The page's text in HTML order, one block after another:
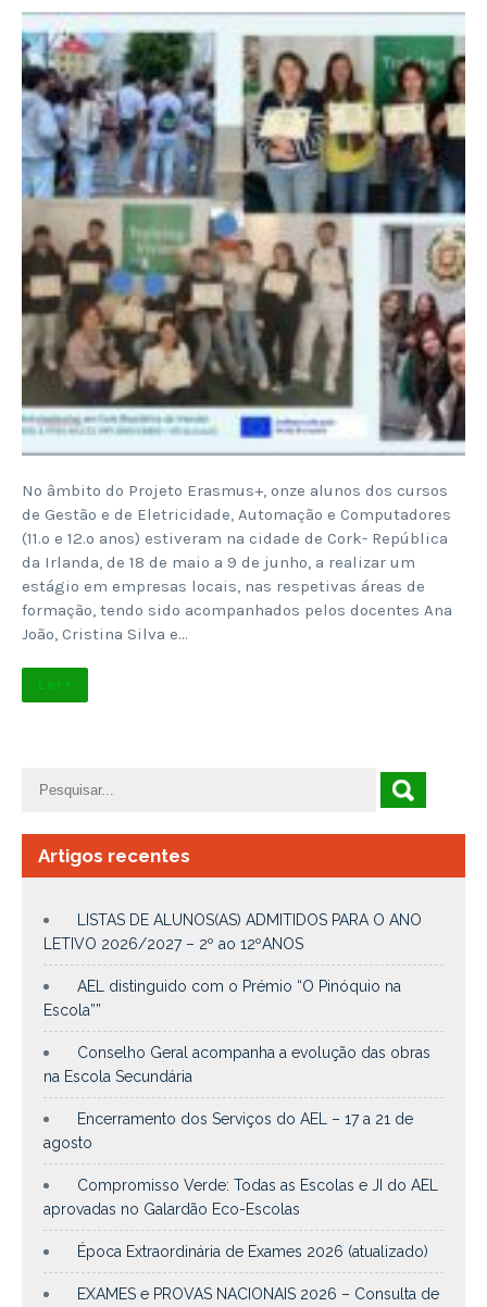
No âmbito do Projeto Erasmus+, onze alunos dos cursos
de Gestão e de Eletricidade, Automação e Computadores
(11.º e 12.º anos) estiveram na cidade de Cork- República
da Irlanda, de 18 de maio a 9 de junho, a realizar um
estágio em empresas locais, nas respetivas áreas de
formação, tendo sido acompanhados pelos docentes Ana
João, Cristina Silva e…
Ler +
Artigos recentes
LISTAS DE ALUNOS(AS) ADMITIDOS PARA O ANO
LETIVO 2026/2027 – 2º ao 12ºANOS
AEL distinguido com o Prémio “O Pinóquio na
Escola””
Conselho Geral acompanha a evolução das obras
na Escola Secundária
Encerramento dos Serviços do AEL – 17 a 21 de
agosto
Compromisso Verde: Todas as Escolas e JI do AEL
aprovadas no Galardão Eco-Escolas
Época Extraordinária de Exames 2026 (atualizado)
EXAMES e PROVAS NACIONAIS 2026 – Consulta de